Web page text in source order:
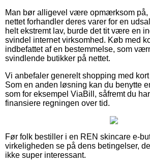
Man bør alligevel være opmærksom på,
nettet forhandler deres varer for en
helt ekstremt lav, burde det tit være en
svindel internet virksomhed. Køb med
indbefattet af en bestemmelse, som
svindlende butikker på nettet.
Vi anbefaler generelt shopping med
Som en anden løsning kan du benytte
som for eksempel ViaBill, såfremt du
finansiere regningen over tid.
Før folk bestiller i en REN skincare e-
virkeligheden se på dens betingelser,
ikke super interessant.